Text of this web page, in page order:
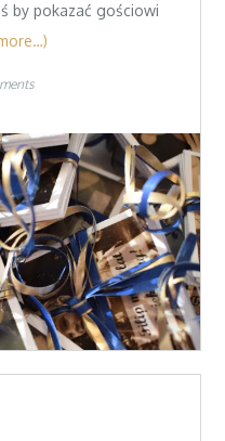
by pokazać gościowi